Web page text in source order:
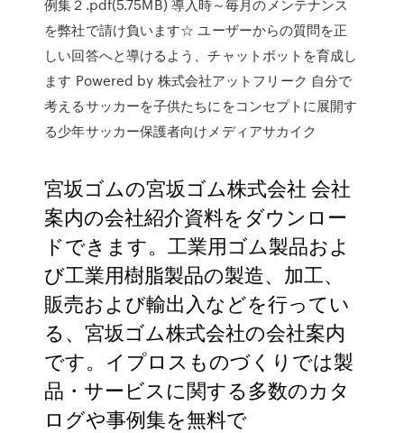
例集２.pdf(5.75MB) 導入時～毎月のメンテナンス
を弊社で請け負います☆ ユーザーからの質問を正
しい回答へと導けるよう、チャットボットを育成し
ます Powered by 株式会社アットフリーク 自分で
考えるサッカーを子供たちにをコンセプトに展開す
る少年サッカー保護者向けメディアサカイク
宮坂ゴムの宮坂ゴム株式会社 会社
案内の会社紹介資料をダウンロー
ドできます。工業用ゴム製品およ
び工業用樹脂製品の製造、加工、
販売および輸出入などを行ってい
る、宮坂ゴム株式会社の会社案内
です。イプロスものづくりでは製
品・サービスに関する多数のカタ
ログや事例集を無料で